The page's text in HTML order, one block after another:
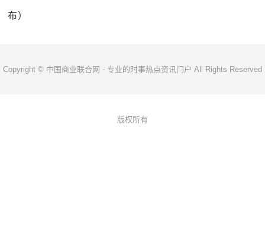
布）
Copyright © 中国商业联合网 - 专业的时事热点资讯门户 All Rights Reserved
版权所有